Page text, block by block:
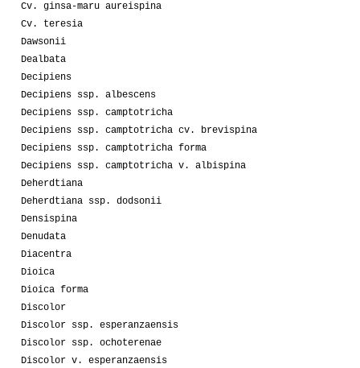
Cv. ginsa-maru aureispina
Cv. teresia
Dawsonii
Dealbata
Decipiens
Decipiens ssp. albescens
Decipiens ssp. camptotricha
Decipiens ssp. camptotricha cv. brevispina
Decipiens ssp. camptotricha forma
Decipiens ssp. camptotricha v. albispina
Deherdtiana
Deherdtiana ssp. dodsonii
Densispina
Denudata
Diacentra
Dioica
Dioica forma
Discolor
Discolor ssp. esperanzaensis
Discolor ssp. ochoterenae
Discolor v. esperanzaensis